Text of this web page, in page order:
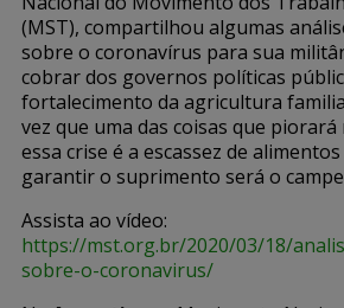
(MST), compartilhou algumas
sobre o coronavírus para sua
cobrar dos governos políticas
fortalecimento da agricultura
vez que uma das coisas que
essa crise é a escassez de
garantir o suprimento será o
Assista ao vídeo:
https://mst.org.br/2020/03/18/
sobre-o-coronavirus/